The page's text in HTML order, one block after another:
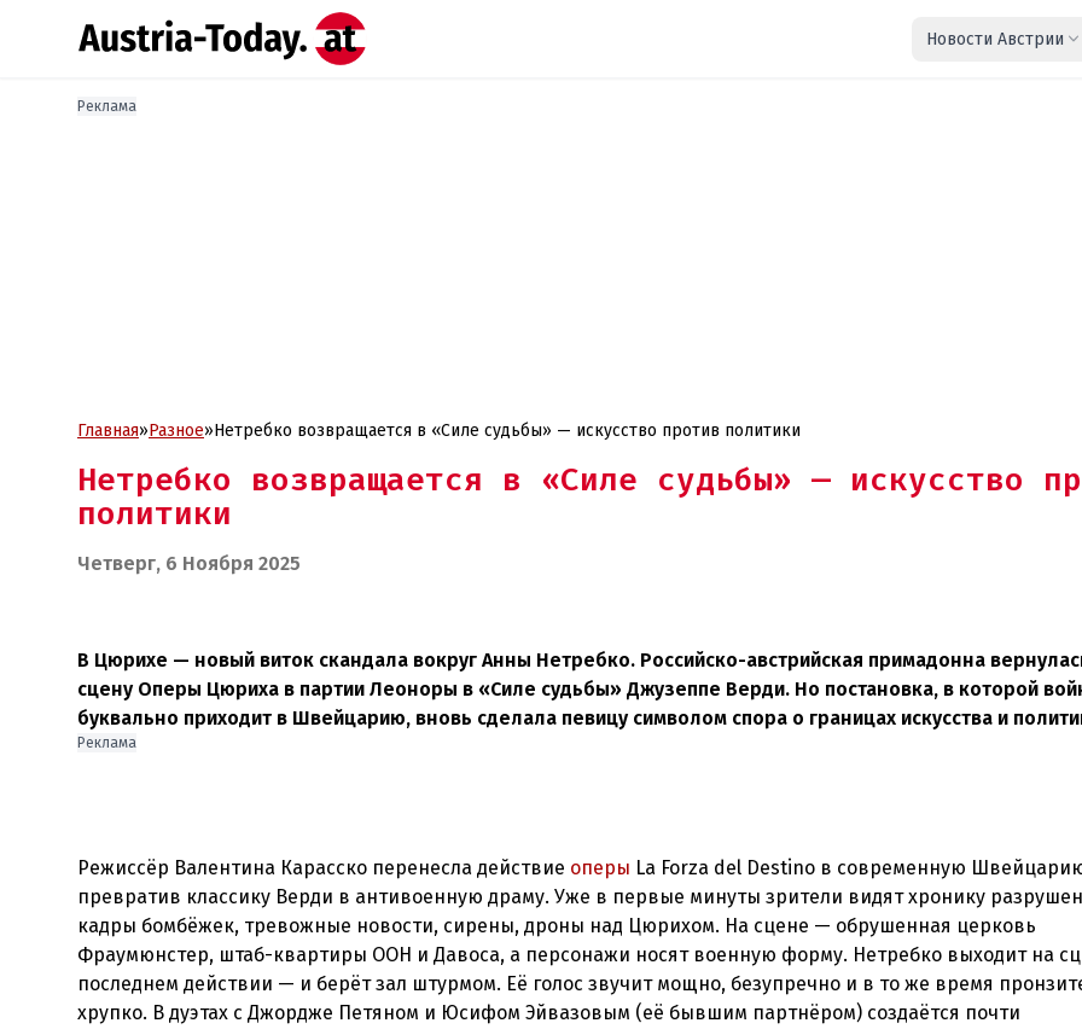
Новости Австрии
Реклама
Главная»Разное»Нетребко возвращается в «Силе судьбы» — искусство против политики
Нетребко возвращается в «Силе судьбы» — искусство
политики
Четверг, 6 Ноября 2025
В Цюрихе — новый виток скандала вокруг Анны Нетребко. Российско-австрийская примадонна
сцену Оперы Цюриха в партии Леоноры в «Силе судьбы» Джузеппе Верди. Но постановка, в которой
буквально приходит в Швейцарию, вновь сделала певицу символом спора о границах искусства и
Реклама
Режиссёр Валентина Карасско перенесла действие оперы La Forza del Destino в современную
превратив классику Верди в антивоенную драму. Уже в первые минуты зрители видят хронику
кадры бомбёжек, тревожные новости, сирены, дроны над Цюрихом. На сцене — обрушенная церковь
Фраумюнстер, штаб-квартиры ООН и Давоса, а персонажи носят военную форму. Нетребко выходит на
последнем действии — и берёт зал штурмом. Её голос звучит мощно, безупречно и в то же время
хрупко. В дуэтах с Джордже Петяном и Юсифом Эйвазовым (её бывшим партнёром) создаётся почти